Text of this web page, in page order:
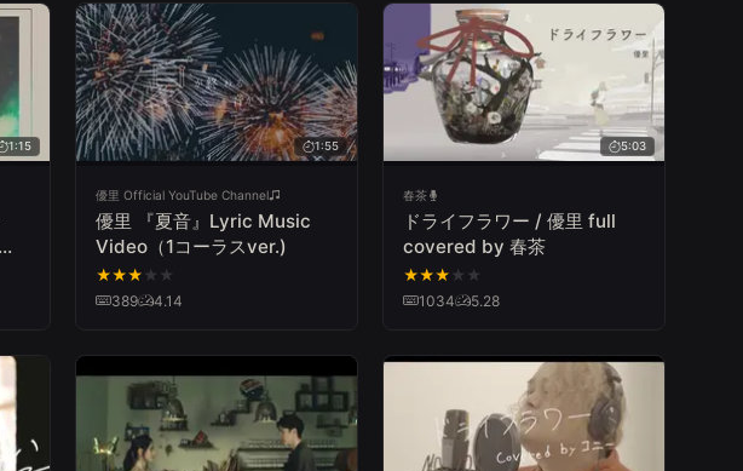
1:15 1:55
優里 Official YouTube Channel
優里 『夏音』Lyric Music
Video（1コーラスver.)
★★★ ★ ★
389
4.14
5:03
春茶
ドライフラワー / 優里 full
covered by 春茶
★★★ ★ ★
1034
5.28